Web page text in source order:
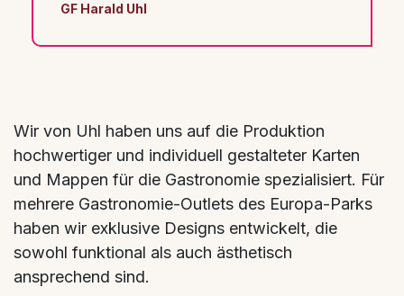
GF Harald Uhl
Wir von Uhl haben uns auf die Produktion
hochwertiger und individuell gestalteter Karten
und Mappen für die Gastronomie spezialisiert. Für
mehrere Gastronomie-Outlets des Europa-Parks
haben wir exklusive Designs entwickelt, die
sowohl funktional als auch ästhetisch
ansprechend sind.